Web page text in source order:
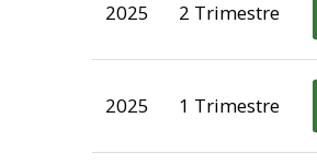
2025 2 Trimestre
2025 1 Trimestre